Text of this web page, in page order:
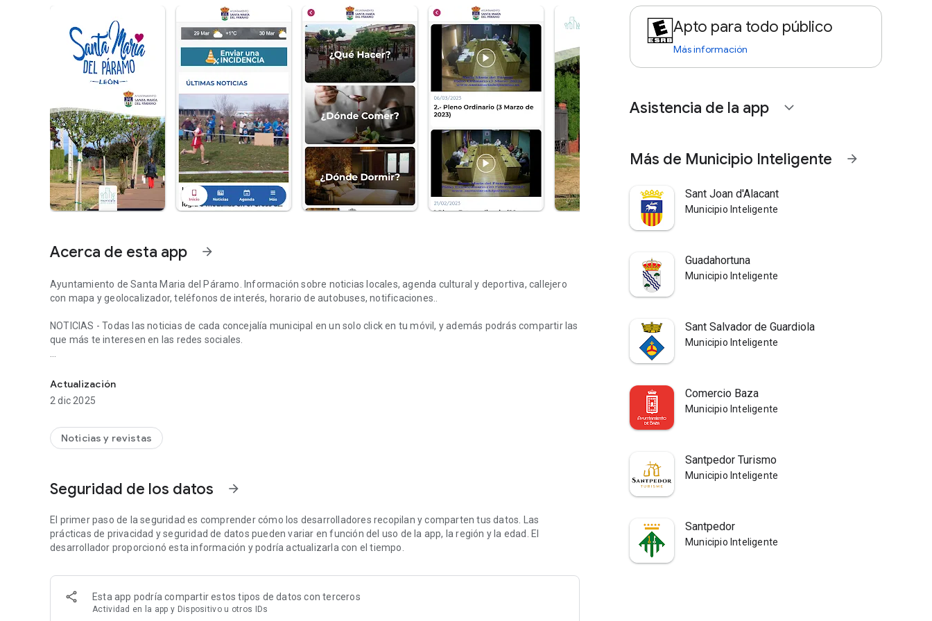
Acerca de esta app arrow_forward
Ayuntamiento de Santa Maria del Páramo. Información sobre noticias locales, agenda cultural y deportiva, callejero
con mapa y geolocalizador, teléfonos de interés, horario de autobuses, notificaciones..
NOTICIAS - Todas las noticias de cada concejalía municipal en un solo click en tu móvil, y además podrás compartir las
que más te interesen en las redes sociales.
biblioteca.... Además va acompañado de una brújula que facilita la orientación en el mapa.
AGENDA - Infórmate de todos los eventos que tendrán lugar en tu municipio, para que no te lo pierdas!!
Actualización
2 dic 2025
Noticias y revistas
Seguridad de los datos arrow_forward
El primer paso de la seguridad es comprender cómo los desarrolladores recopilan y comparten tus datos. Las
prácticas de privacidad y seguridad de datos pueden variar en función del uso de la app, la región y la edad. El
desarrollador proporcionó esta información y podría actualizarla con el tiempo.
Esta app podría compartir estos tipos de datos con terceros
Actividad en la app y Dispositivo u otros IDs
Apto para todo público
Más información
Asistencia de la app expand_more
Más de Municipio Inteligente arrow_forward
Sant Joan d'Alacant
Municipio Inteligente
Guadahortuna
Municipio Inteligente
Sant Salvador de Guardiola
Municipio Inteligente
Comercio Baza
Municipio Inteligente
Santpedor Turismo
Municipio Inteligente
Santpedor
Municipio Inteligente